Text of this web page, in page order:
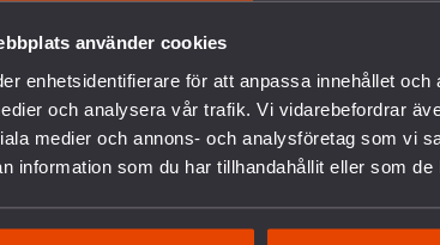
använder cookies
enhetsidentifierare för att anpassa innehållet
och analysera vår trafik. Vi vidarebefordrar
medier och annons- och analysföretag som vi
information som du har tillhandahållit eller som